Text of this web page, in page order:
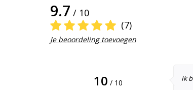
9.7 / 10
(7)
Je beoordeling toevoegen
10 / 10 Ik